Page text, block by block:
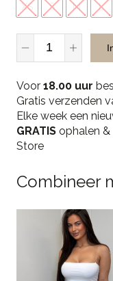
XS S M L
Sisters
Sleeve
Essential
Top
-
White
Voor 18.00 uur
Gratis verzenden
Elke week een
GRATIS ophalen &
Store
Combineer